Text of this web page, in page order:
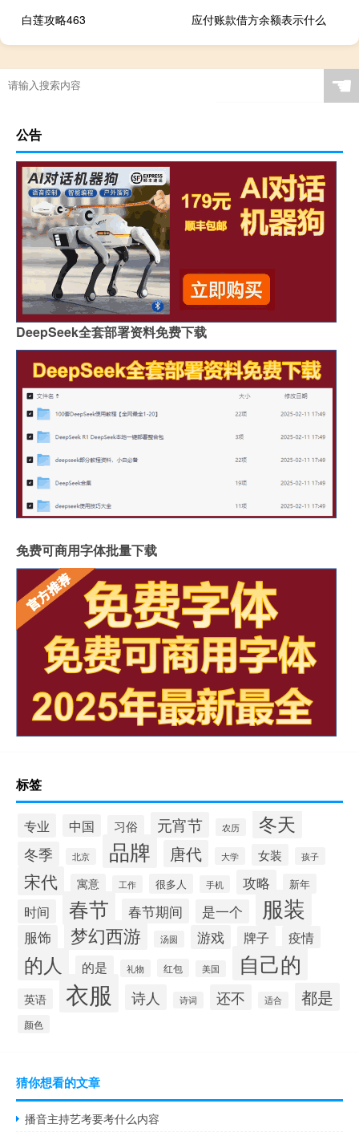
白莲攻略463
应付账款借方余额表示什么
☚
公告
DeepSeek全套部署资料免费下载
免费可商用字体批量下载
标签
专业 中国 习俗 元宵节 农历 冬天
冬季 北京 品牌 唐代 大学 女装 孩子
宋代 寓意 工作 很多人 手机 攻略 新年
时间 春节 春节期间 是一个 服装
服饰 梦幻西游 汤圆 游戏 牌子 疫情
的人 的是 礼物 红包 美国 自己的
英语 衣服 诗人 诗词 还不 适合 都是
颜色
猜你想看的文章
播音主持艺考要考什么内容